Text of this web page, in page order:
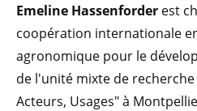
Emeline Hassenforder est
coopération internationale
agronomique pour le
de l'unité mixte de recherche
Acteurs, Usages" à